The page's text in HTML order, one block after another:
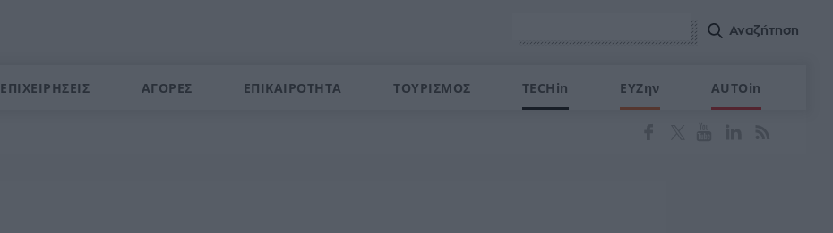
ΕΠΙΧΕΙΡΗΣΕΙΣ ΑΓΟΡΕΣ ΕΠΙΚΑΙΡΟΤΗΤΑ ΤΟΥΡΙΣΜΟΣ TECHin ΕΥΖην AUTOin